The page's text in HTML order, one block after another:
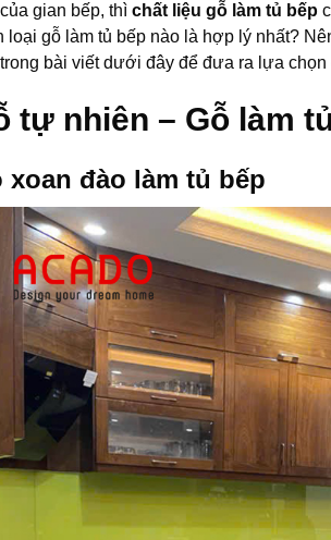
gian bếp, thì chất liệu gỗ làm tủ bếp
loại gỗ làm tủ bếp nào là hợp lý nhất?
bài viết dưới đây để đưa ra lựa chọn
tự nhiên – Gỗ làm
xoan đào làm tủ bếp